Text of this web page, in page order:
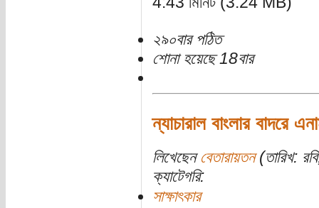
২৯০বার পঠিত
শোনা হয়েছে 18বার
ন্যাচারাল বাংলার বাদরে
লিখেছেন বেতারায়তন(তারিখ:
ক্যাটেগরি:
সাক্ষাৎকার